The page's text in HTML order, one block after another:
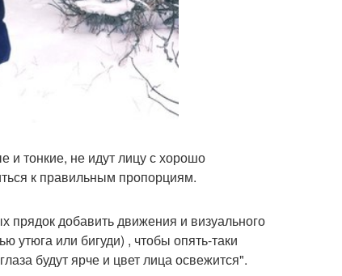
и тонкие, не идут лицу с хорошо
к правильным пропорциям.
добавить движения и визуального
или бигуди) , чтобы опять-таки
будут ярче и цвет лица освежится".